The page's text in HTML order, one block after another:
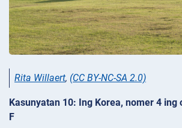
Rita Willaert, (CC BY-NC-SA 2.0)
Kasunyatan 10: Ing Korea, nomer 4
F